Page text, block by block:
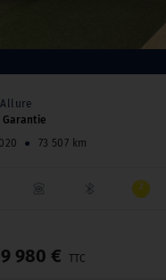
Allure
Garantie
● 73 507 km
980 € TTC